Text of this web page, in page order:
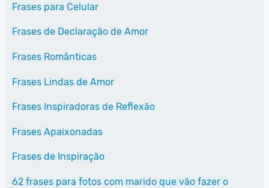
Frases para Celular
Frases de Declaração de Amor
Frases Românticas
Frases Lindas de Amor
Frases Inspiradoras de Reflexão
Frases Apaixonadas
Frases de Inspiração
62 frases para fotos com marido que vão fazer o